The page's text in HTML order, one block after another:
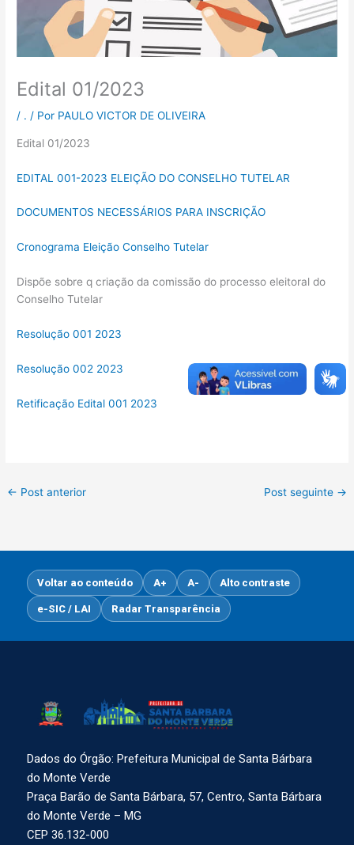
Edital 01/2023
/ . / Por PAULO VICTOR DE OLIVEIRA
Edital 01/2023
EDITAL 001-2023 ELEIÇÃO DO CONSELHO TUTELAR
DOCUMENTOS NECESSÁRIOS PARA INSCRIÇÃO
Cronograma Eleição Conselho Tutelar
Dispõe sobre q criação da comissão do processo eleitoral do
Conselho Tutelar
Resolução 001 2023
Resolução 002 2023
Retificação Edital 001 2023
← Post anterior Post seguinte →
Voltar ao conteúdo A+ A- Alto contraste
e-SIC / LAI Radar Transparência
Dados do Órgão: Prefeitura Municipal de Santa Bárbara
do Monte Verde
Praça Barão de Santa Bárbara, 57, Centro, Santa Bárbara
do Monte Verde – MG
CEP 36.132-000